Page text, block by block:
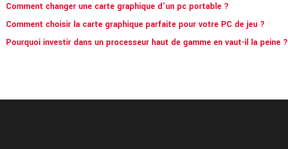
Comment changer une carte graphique d’un pc portable ?
Comment choisir la carte graphique parfaite pour votre PC de jeu ?
Pourquoi investir dans un processeur haut de gamme en vaut-il la peine ?